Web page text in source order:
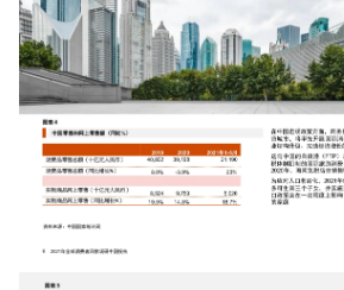
商家社区
合作共进
入驻有赞 认证代理商
认证服务商 设计服务商
有赞云